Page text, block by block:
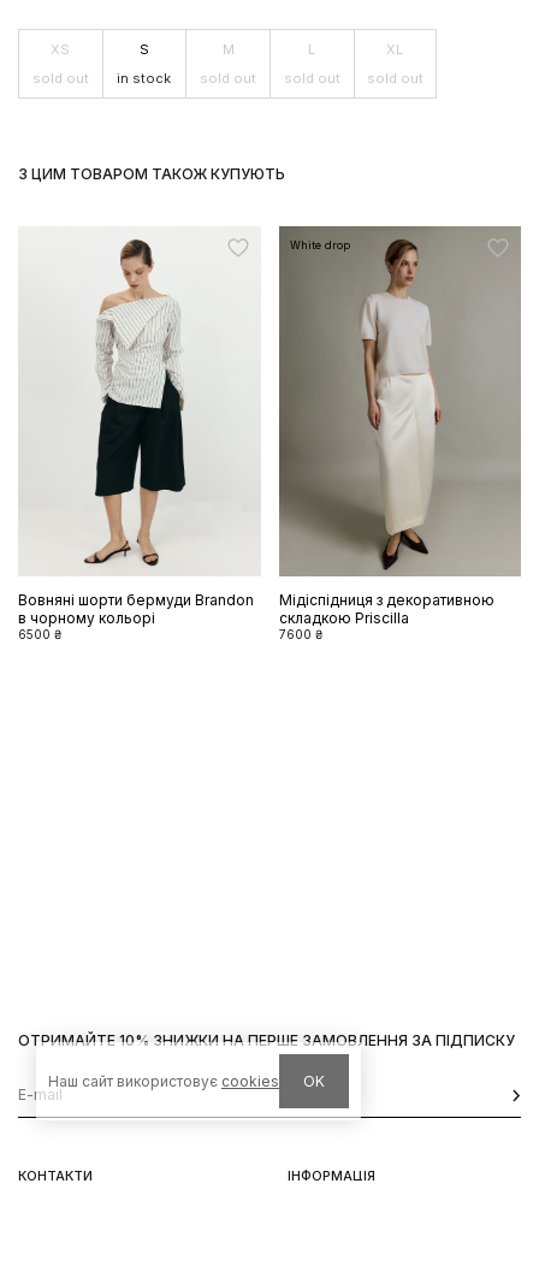
XS
sold out
S
in stock
M
sold out
L
sold out
XL
sold out
З ЦИМ ТОВАРОМ ТАКОЖ КУПУЮТЬ
Вовняні шорти бермуди Brandon
в чорному кольорі
6500 ₴
White drop
Мідіспідниця з декоративною
складкою Priscilla
7600 ₴
КОНТАКТИ ІНФОРМАЦІЯ
ОТРИМАЙТЕ 10% ЗНИЖКИ НА ПЕРШЕ ЗАМОВЛЕННЯ ЗА ПІДПИСКУ
Наш сайт використовує cookies OK